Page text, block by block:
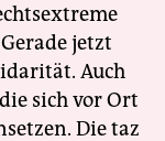
jetzt
Auch
sich vor Ort
Die taz